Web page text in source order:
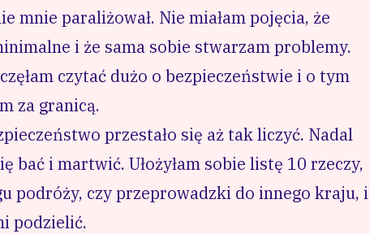
mnie paraliżował. Nie miałam pojęcia, że
i że sama sobie stwarzam problemy.
czytać dużo o bezpieczeństwie i o tym
za granicą.
przestało się aż tak liczyć. Nadal
bać i martwić. Ułożyłam sobie listę 10 rzeczy,
podróży, czy przeprowadzki do innego kraju, i
podzielić.